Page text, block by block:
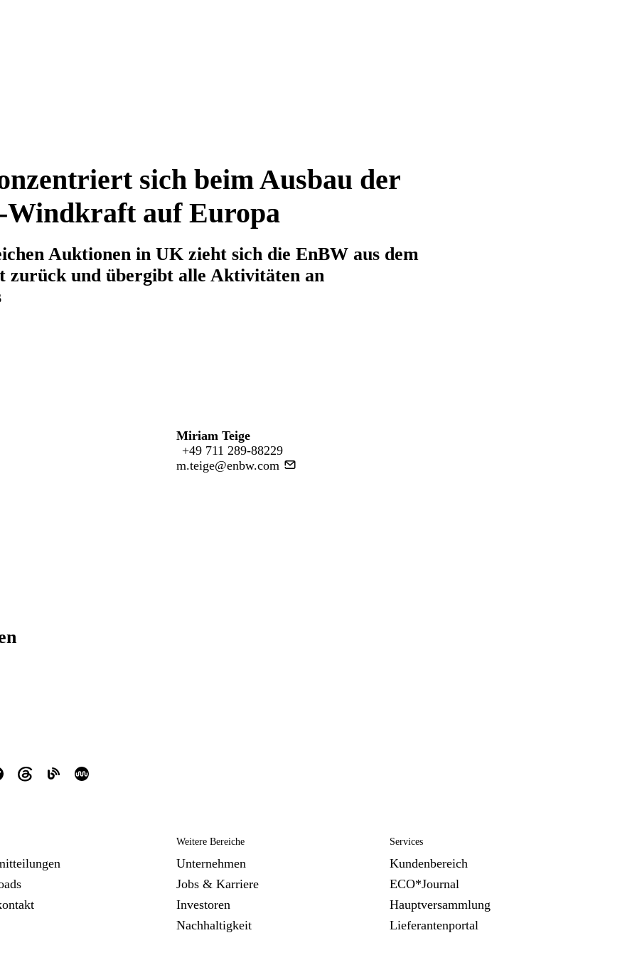
sich beim Ausbau der
Windkraft auf Europa
Auktionen in UK zieht sich die EnBW aus dem
zurück und übergibt alle Aktivitäten an
Miriam Teige
+49 711 289-88229
m.teige@enbw.com
Weitere Bereiche
Unternehmen
Jobs & Karriere
Investoren
Nachhaltigkeit
Services
Kundenbereich
ECO*Journal
Hauptversammlung
Lieferantenportal